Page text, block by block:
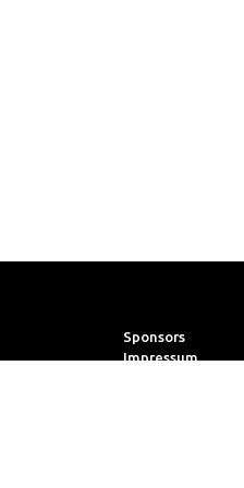
Sponsors
Impressum